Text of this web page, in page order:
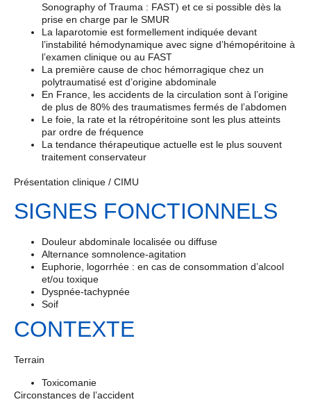
Sonography of Trauma : FAST) et ce si possible dès la
prise en charge par le SMUR
La laparotomie est formellement indiquée devant
l’instabilité hémodynamique avec signe d’hémopéritoine à
l’examen clinique ou au FAST
La première cause de choc hémorragique chez un
polytraumatisé est d’origine abdominale
En France, les accidents de la circulation sont à l’origine
de plus de 80% des traumatismes fermés de l’abdomen
Le foie, la rate et la rétropéritoine sont les plus atteints
par ordre de fréquence
La tendance thérapeutique actuelle est le plus souvent
traitement conservateur
Présentation clinique / CIMU
SIGNES FONCTIONNELS
Douleur abdominale localisée ou diffuse
Alternance somnolence-agitation
Euphorie, logorrhée : en cas de consommation d’alcool
et/ou toxique
Dyspnée-tachypnée
Soif
CONTEXTE
Terrain
Toxicomanie
Circonstances de l’accident